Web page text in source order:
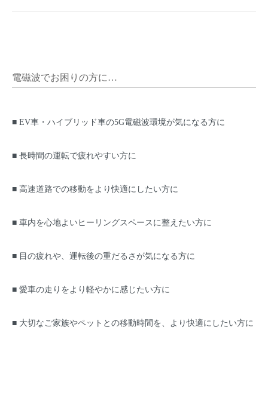
電磁波でお困りの方に…
■ EV車・ハイブリッド車の5G電磁波環境が気になる方に
■ 長時間の運転で疲れやすい方に
■ 高速道路での移動をより快適にしたい方に
■ 車内を心地よいヒーリングスペースに整えたい方に
■ 目の疲れや、運転後の重だるさが気になる方に
■ 愛車の走りをより軽やかに感じたい方に
■ 大切なご家族やペットとの移動時間を、より快適にしたい方に